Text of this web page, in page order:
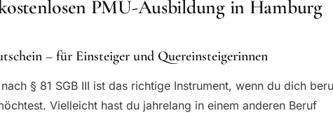
PMU-Ausbildung in Hamburg
– für Einsteiger und Quereinsteigerinnen
§ 81 SGB III ist das richtige Instrument, wenn du dich
Vielleicht hast du jahrelang in einem anderen Beruf